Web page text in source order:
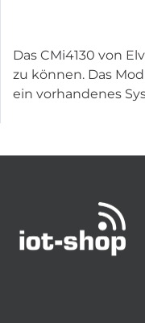
Das CMi4130 von
zu können. Das
ein vorhandenes